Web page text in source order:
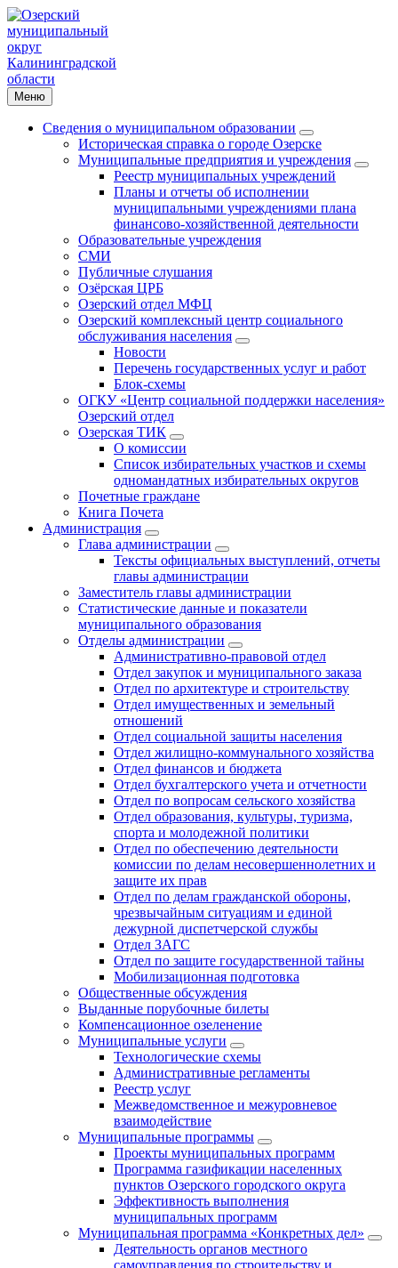
Меню
Сведения о муниципальном образовании
Историческая справка о городе Озерске
Муниципальные предприятия и учреждения
Реестр муниципальных учреждений
Планы и отчеты об исполнении
муниципальными учреждениями плана
финансово-хозяйственной деятельности
Образовательные учреждения
СМИ
Публичные слушания
Озёрская ЦРБ
Озерский отдел МФЦ
Озерский комплексный центр социального
обслуживания населения
Новости
Перечень государственных услуг и работ
Блок-схемы
ОГКУ «Центр социальной поддержки населения»
Озерский отдел
Озерская ТИК
О комиссии
Список избирательных участков и схемы
одномандатных избирательных округов
Почетные граждане
Книга Почета
Администрация
Глава администрации
Тексты официальных выступлений, отчеты
главы администрации
Заместитель главы администрации
Статистические данные и показатели
муниципального образования
Отделы администрации
Административно-правовой отдел
Отдел закупок и муниципального заказа
Отдел по архитектуре и строительству
Отдел имущественных и земельный
отношений
Отдел социальной защиты населения
Отдел жилищно-коммунального хозяйства
Отдел финансов и бюджета
Отдел бухгалтерского учета и отчетности
Отдел по вопросам сельского хозяйства
Отдел образования, культуры, туризма,
спорта и молодежной политики
Отдел по обеспечению деятельности
комиссии по делам несовершеннолетних и
защите их прав
Отдел по делам гражданской обороны,
чрезвычайным ситуациям и единой
дежурной диспетчерской службы
Отдел ЗАГС
Отдел по защите государственной тайны
Мобилизационная подготовка
Общественные обсуждения
Выданные порубочные билеты
Компенсационное озеленение
Муниципальные услуги
Технологические схемы
Административные регламенты
Реестр услуг
Межведомственное и межуровневое
взаимодействие
Муниципальные программы
Проекты муниципальных программ
Программа газификации населенных
пунктов Озерского городского округа
Эффективность выполнения
муниципальных программ
Муниципальная программа «Конкретных дел»
Деятельность органов местного
самоуправления по строительству и